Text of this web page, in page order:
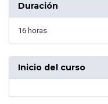
Duración
16 horas
Inicio del curso